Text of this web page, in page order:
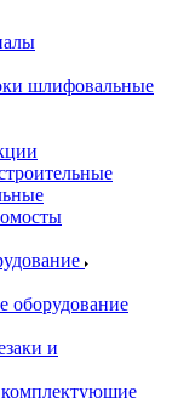
шлифовальные
оборудование
и